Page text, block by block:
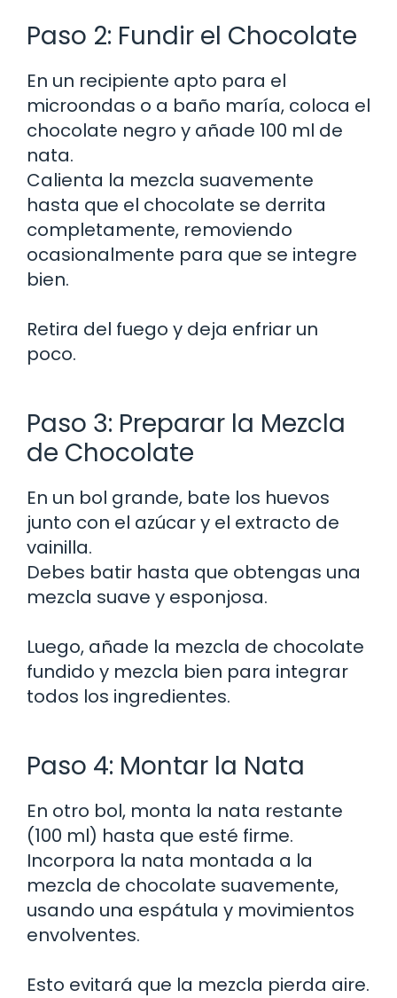
Paso 2: Fundir el Chocolate
En un recipiente apto para el
microondas o a baño maría, coloca el
chocolate negro y añade 100 ml de
nata.
Calienta la mezcla suavemente
hasta que el chocolate se derrita
completamente, removiendo
ocasionalmente para que se integre
bien.
Retira del fuego y deja enfriar un
poco.
Paso 3: Preparar la Mezcla
de Chocolate
En un bol grande, bate los huevos
junto con el azúcar y el extracto de
vainilla.
Debes batir hasta que obtengas una
mezcla suave y esponjosa.
Luego, añade la mezcla de chocolate
fundido y mezcla bien para integrar
todos los ingredientes.
Paso 4: Montar la Nata
En otro bol, monta la nata restante
(100 ml) hasta que esté firme.
Incorpora la nata montada a la
mezcla de chocolate suavemente,
usando una espátula y movimientos
envolventes.
Esto evitará que la mezcla pierda aire.